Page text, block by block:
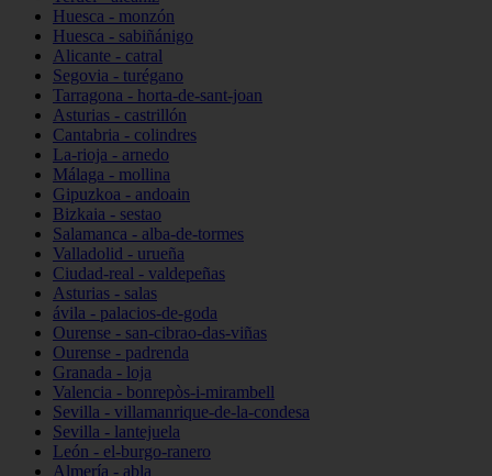
Huesca - monzón
Huesca - sabiñánigo
Alicante - catral
Segovia - turégano
Tarragona - horta-de-sant-joan
Asturias - castrillón
Cantabria - colindres
La-rioja - arnedo
Málaga - mollina
Gipuzkoa - andoain
Bizkaia - sestao
Salamanca - alba-de-tormes
Valladolid - urueña
Ciudad-real - valdepeñas
Asturias - salas
ávila - palacios-de-goda
Ourense - san-cibrao-das-viñas
Ourense - padrenda
Granada - loja
Valencia - bonrepòs-i-mirambell
Sevilla - villamanrique-de-la-condesa
Sevilla - lantejuela
León - el-burgo-ranero
Almería - abla